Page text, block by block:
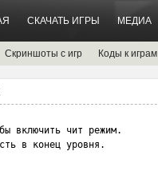
СКАЧАТЬ ИГРЫ МЕДИА
Скриншоты с игр Коды к играм
включить чит режим.
в конец уровня.